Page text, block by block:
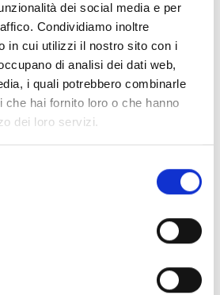
dei social media e per
Condividiamo inoltre
in cui utilizzi il nostro sito con i
di analisi dei dati web,
i quali potrebbero combinarle
che hai fornito loro o che hanno
dei loro servizi.
- Materials
testing - Materials(6)
content marked with